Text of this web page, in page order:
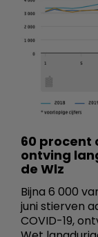
60 procent
ontving
de Wlz
Bijna 6 000
juni stierven
COVID-19,